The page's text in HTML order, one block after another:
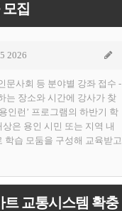
집
2026
문사회 등 분야별 강좌 접수 -
는 장소와 시간에 강사가 찾
인런’ 프로그램의 하반기 학
은 용인 시민 또는 지역 내
학습 모둠을 구성해 교육받고
교통시스템 확충